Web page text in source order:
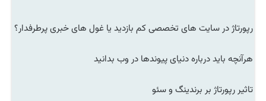
رپورتاژ در سایت های تخصصی کم بازدید یا غول های خبری پرطرفدار؟
هرآنچه باید درباره دنیای پیوندها در وب بدانید
تاثیر رپورتاژ بر برندینگ و سئو